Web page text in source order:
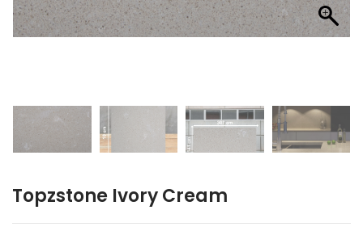
Topzstone Ivory Cream